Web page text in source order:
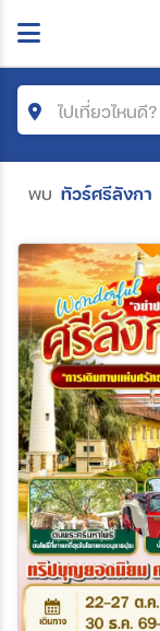
ไปเที่ยวไหนดี?
โซน
ประเทศ
เมือง
สายการบิน
ตั้งแต่วันที่
พบ ทัวร์ศรีลังกา